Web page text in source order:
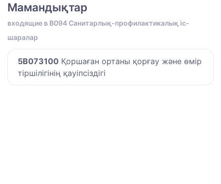
Мамандықтар
входящие в B094 Санитарлық-профилактикалық іс-
шаралар
5B073100 Қоршаған ортаны қорғау және өмір
тіршілігінің қауіпсіздігі